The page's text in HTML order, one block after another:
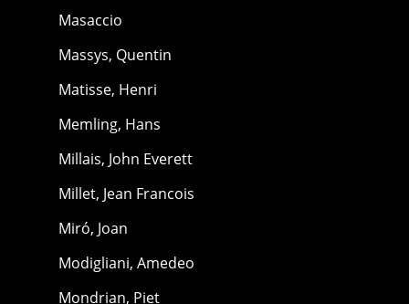
Masaccio
Massys, Quentin
Matisse, Henri
Memling, Hans
Millais, John Everett
Millet, Jean Francois
Miró, Joan
Modigliani, Amedeo
Mondrian, Piet